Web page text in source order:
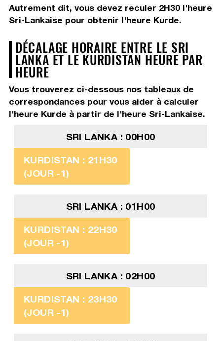
Autrement dit, vous devez reculer 2H30 l'heure
Sri-Lankaise pour obtenir l'heure Kurde.
DÉCALAGE HORAIRE ENTRE LE SRI
LANKA ET LE KURDISTAN HEURE PAR
HEURE
Vous trouverez ci-dessous nos tableaux de
correspondances pour vous aider à calculer
l'heure Kurde à partir de l'heure Sri-Lankaise.
SRI LANKA : 00H00
KURDISTAN : 21H30
(JOUR -1)
SRI LANKA : 01H00
KURDISTAN : 22H30
(JOUR -1)
SRI LANKA : 02H00
KURDISTAN : 23H30
(JOUR -1)